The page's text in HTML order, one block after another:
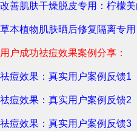
改善肌肤干燥脱皮专用：柠檬
草本植物肌肤晒后修复隔离专
用户成功祛痘效果案例分享：
祛痘效果：真实用户案例反馈1
祛痘效果：真实用户案例反馈2
祛痘效果：真实用户案例反馈3